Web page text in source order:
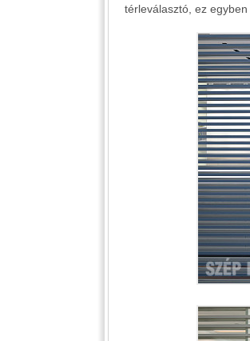
térleválasztó, ez